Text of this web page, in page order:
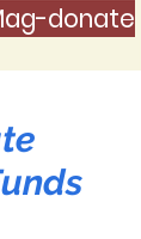
donate